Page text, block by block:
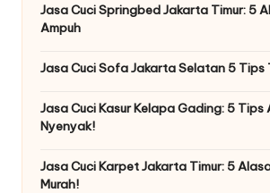
Jasa Cuci Springbed Jakarta Timur: 5
Ampuh
Jasa Cuci Sofa Jakarta Selatan 5 Tips
Jasa Cuci Kasur Kelapa Gading: 5 Tips
Nyenyak!
Jasa Cuci Karpet Jakarta Timur: 5
Murah!